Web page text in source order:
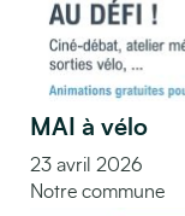
MAI à vélo
23 avril 2026
Notre commune